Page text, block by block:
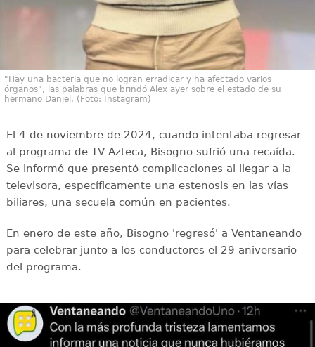
"Hay una bacteria que no logran erradicar y ha afectado varios
órganos", las palabras que brindó Alex ayer sobre el estado de su
hermano Daniel. (Foto: Instagram)
El 4 de noviembre de 2024, cuando intentaba regresar
al programa de TV Azteca, Bisogno sufrió una recaída.
Se informó que presentó complicaciones al llegar a la
televisora, específicamente una estenosis en las vías
biliares, una secuela común en pacientes.
En enero de este año, Bisogno 'regresó' a Ventaneando
para celebrar junto a los conductores el 29 aniversario
del programa.